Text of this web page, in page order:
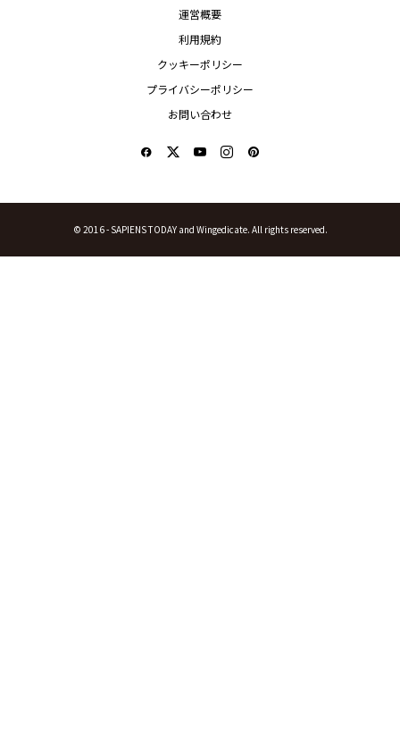
運営概要
利用規約
クッキーポリシー
プライバシーポリシー
お問い合わせ
© 2016 -SAPIENS TODAY and Wingedicate. All rights reserved.